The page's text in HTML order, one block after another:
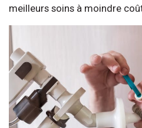
meilleurs soins à moindre